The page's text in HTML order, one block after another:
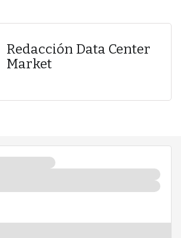
Redacción Data Center
Market